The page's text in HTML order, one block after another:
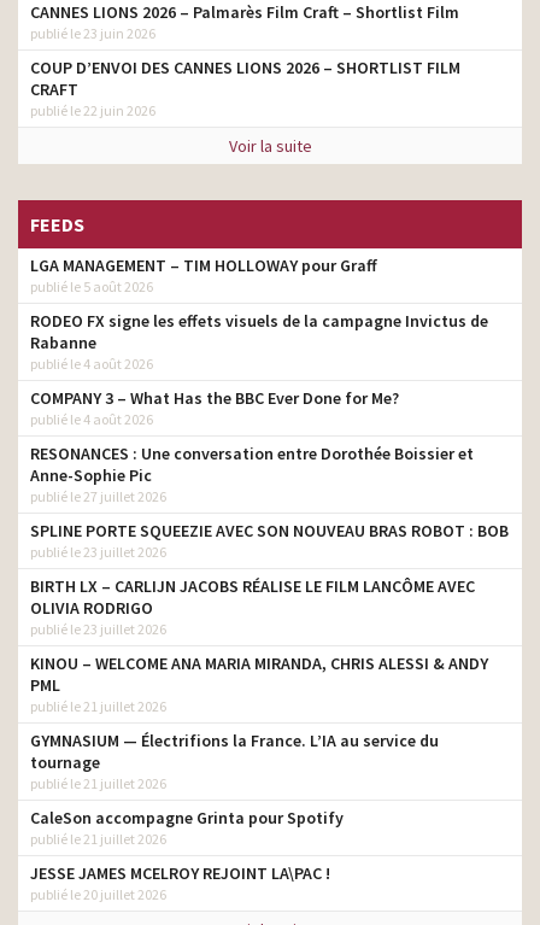
CANNES LIONS 2026 – Palmarès Film Craft – Shortlist Film
publié le 23 juin 2026
COUP D’ENVOI DES CANNES LIONS 2026 – SHORTLIST FILM
CRAFT
publié le 22 juin 2026
Voir la suite
FEEDS
LGA MANAGEMENT – TIM HOLLOWAY pour Graff
publié le 5 août 2026
RODEO FX signe les effets visuels de la campagne Invictus de
Rabanne
publié le 4 août 2026
COMPANY 3 – What Has the BBC Ever Done for Me?
publié le 4 août 2026
RESONANCES : Une conversation entre Dorothée Boissier et
Anne-Sophie Pic
publié le 27 juillet 2026
SPLINE PORTE SQUEEZIE AVEC SON NOUVEAU BRAS ROBOT : BOB
publié le 23 juillet 2026
BIRTH LX – CARLIJN JACOBS RÉALISE LE FILM LANCÔME AVEC
OLIVIA RODRIGO
publié le 23 juillet 2026
KINOU – WELCOME ANA MARIA MIRANDA, CHRIS ALESSI & ANDY
PML
publié le 21 juillet 2026
GYMNASIUM — Électrifions la France. L’IA au service du
tournage
publié le 21 juillet 2026
CaleSon accompagne Grinta pour Spotify
publié le 21 juillet 2026
JESSE JAMES MCELROY REJOINT LA\PAC !
publié le 20 juillet 2026